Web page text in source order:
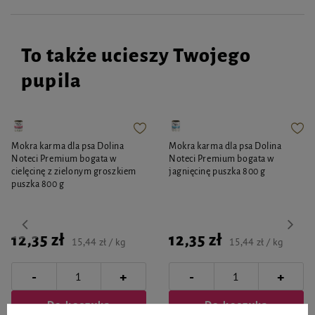
OPAKOWANIE
200 ml
To także ucieszy Twojego
pupila
Mokra karma dla psa Dolina
Noteci Premium bogata w
cielęcinę z zielonym groszkiem
puszka 800 g
12,35 zł 15,44 zł / kg
- +
Do koszyka
Mokra karma dla psa Dolina
Noteci Premium bogata w
jagnięcinę puszka 800 g
12,35 zł 15,44 zł / kg
- +
Do koszyka